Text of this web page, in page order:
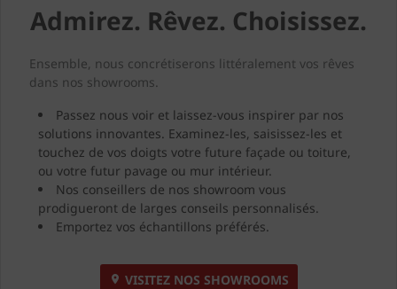
Admirez. Rêvez. Choisissez.
Ensemble, nous concrétiserons littéralement vos rêves
dans nos showrooms.
Passez nous voir et laissez-vous inspirer par nos
solutions innovantes. Examinez-les, saisissez-les et
touchez de vos doigts votre future façade ou toiture,
ou votre futur pavage ou mur intérieur.
Nos conseillers de nos showroom vous
prodigueront de larges conseils personnalisés.
Emportez vos échantillons préférés.
VISITEZ NOS SHOWROOMS